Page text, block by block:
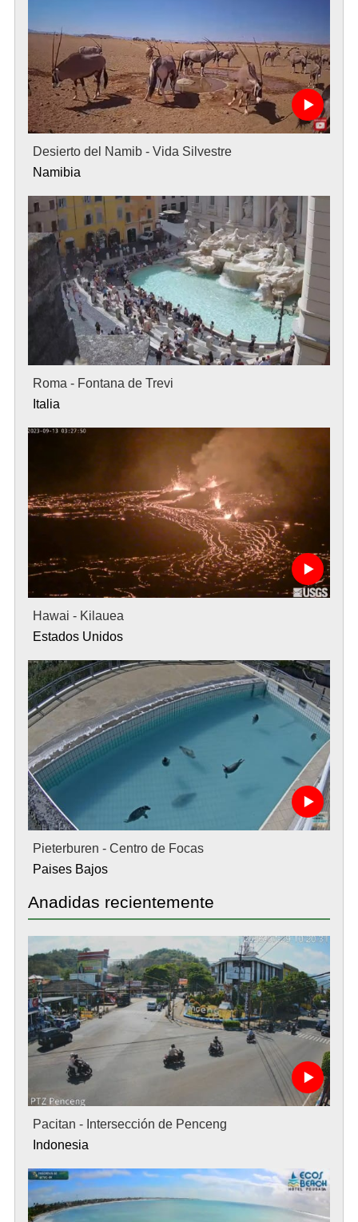
Desierto del Namib - Vida Silvestre
Namibia
Roma - Fontana de Trevi
Italia
Hawai - Kilauea
Estados Unidos
Pieterburen - Centro de Focas
Paises Bajos
Anadidas recientemente
Pacitan - Intersección de Penceng
Indonesia